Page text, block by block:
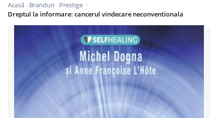
Acasă Branduri
Prestige
Dreptul la informare: cancerul vindecare neconventionala